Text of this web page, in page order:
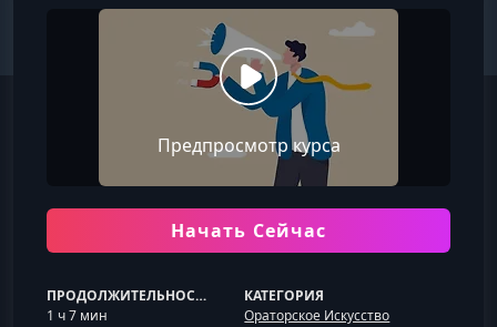
Предпросмотр курса
Начать Сейчас
ПРОДОЛЖИТЕЛЬНОСТЬ
1 ч 7 мин
КАТЕГОРИЯ
Ораторское Искусство